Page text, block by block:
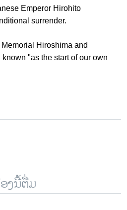
Emperor Hirohito
surrender.
Hiroshima and
"as the start of our own
ງນີ້ຕື່ມ